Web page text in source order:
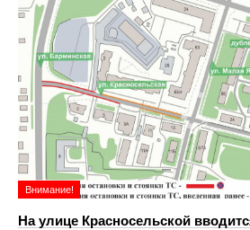
Внимание!
На улице Красносельской